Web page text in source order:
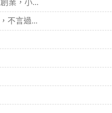
業，小...
不言過...